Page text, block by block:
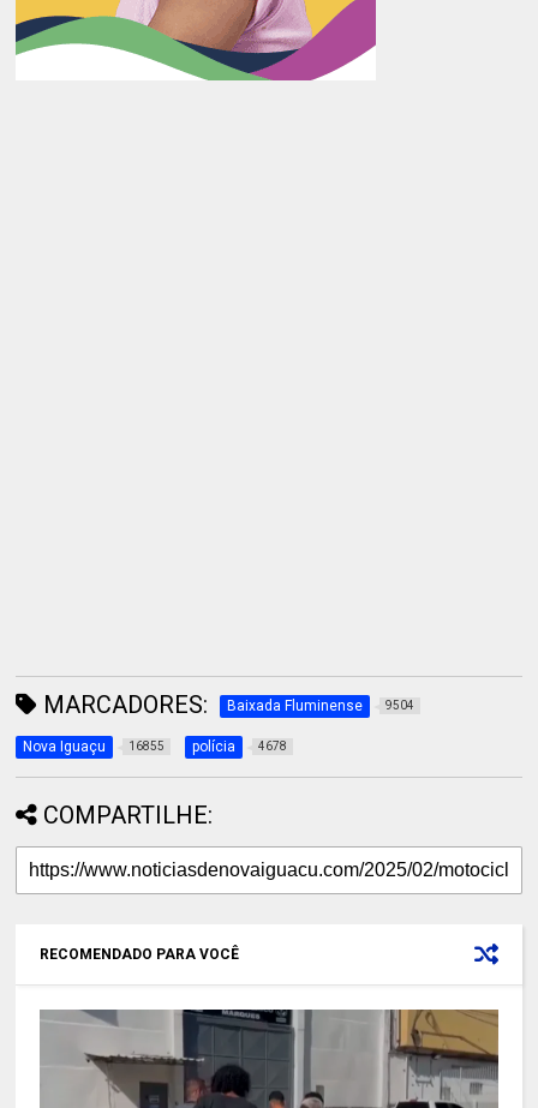
MARCADORES: Baixada Fluminense 9504
Nova Iguaçu 16855 polícia 4678
COMPARTILHE:
RECOMENDADO PARA VOCÊ